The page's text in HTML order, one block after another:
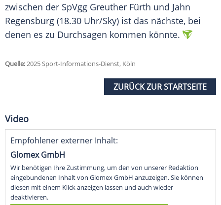
zwischen der SpVgg Greuther Fürth und Jahn
Regensburg (18.30 Uhr/Sky) ist das nächste, bei
denen es zu Durchsagen kommen könnte.
Quelle:2025 Sport-Informations-Dienst, Köln
ZURÜCK ZUR STARTSEITE
Video
Empfohlener externer Inhalt:
Glomex GmbH
Wir benötigen Ihre Zustimmung, um den von unserer Redaktion
eingebundenen Inhalt von Glomex GmbH anzuzeigen. Sie können
diesen mit einem Klick anzeigen lassen und auch wieder
deaktivieren.